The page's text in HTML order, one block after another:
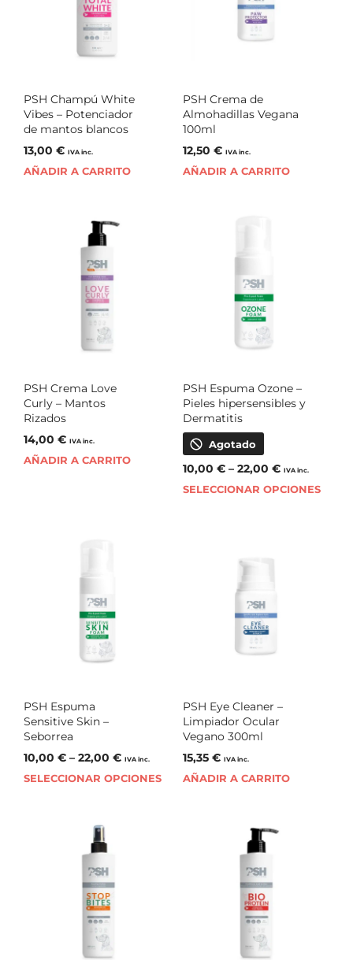
PSH Champú White
Vibes – Potenciador
de mantos blancos
13,00 € IVA inc.
AÑADIR A CARRITO
PSH Crema de
Almohadillas Vegana
100ml
12,50 € IVA inc.
AÑADIR A CARRITO
PSH Crema Love
Curly – Mantos
Rizados
14,00 € IVA inc.
AÑADIR A CARRITO
PSH Espuma Ozone –
Pieles hipersensibles y
Dermatitis
Agotado
10,00 €– 22,00 € IVA inc.
SELECCIONAR OPCIONES
PSH Espuma
Sensitive Skin –
Seborrea
10,00 € – 22,00 € IVA inc.
SELECCIONAR OPCIONES
PSH Eye Cleaner –
Limpiador Ocular
Vegano 300ml
15,35 € IVA inc.
AÑADIR A CARRITO